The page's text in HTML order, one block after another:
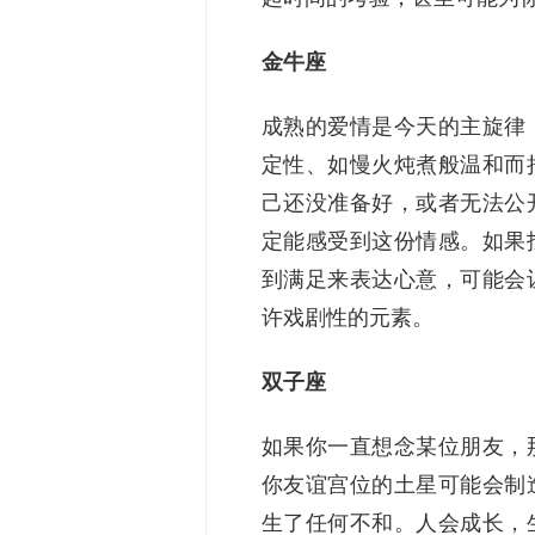
金牛座
成熟的爱情是今天的主旋
定性、如慢火炖煮般温和
己还没准备好，或者无法
定能感受到这份情感。如
到满足来表达心意，可能
许戏剧性的元素。
双子座
如果你一直想念某位朋友
你友谊宫位的土星可能会
生了任何不和。人会成长